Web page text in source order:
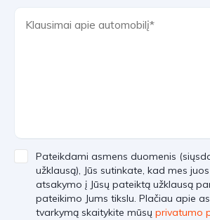
Pateikdami asmens duomenis
užklausą), Jūs sutinkate, kad mes
atsakymo į Jūsų pateiktą užklausą
pateikimo Jums tikslu. Plačiau apie
tvarkymą skaitykite mūsų privatumo